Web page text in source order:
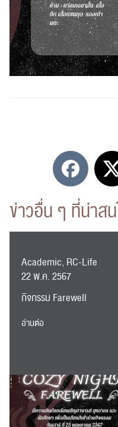
ค้นหา
สำหรับ:
ข่าวอื่น ๆ ที่น่าสน
Academic, RC-Life
22 พ.ค. 2567
กิจกรรม Farewell
อ่านต่อ
ส่งข่า
ส่งข่า